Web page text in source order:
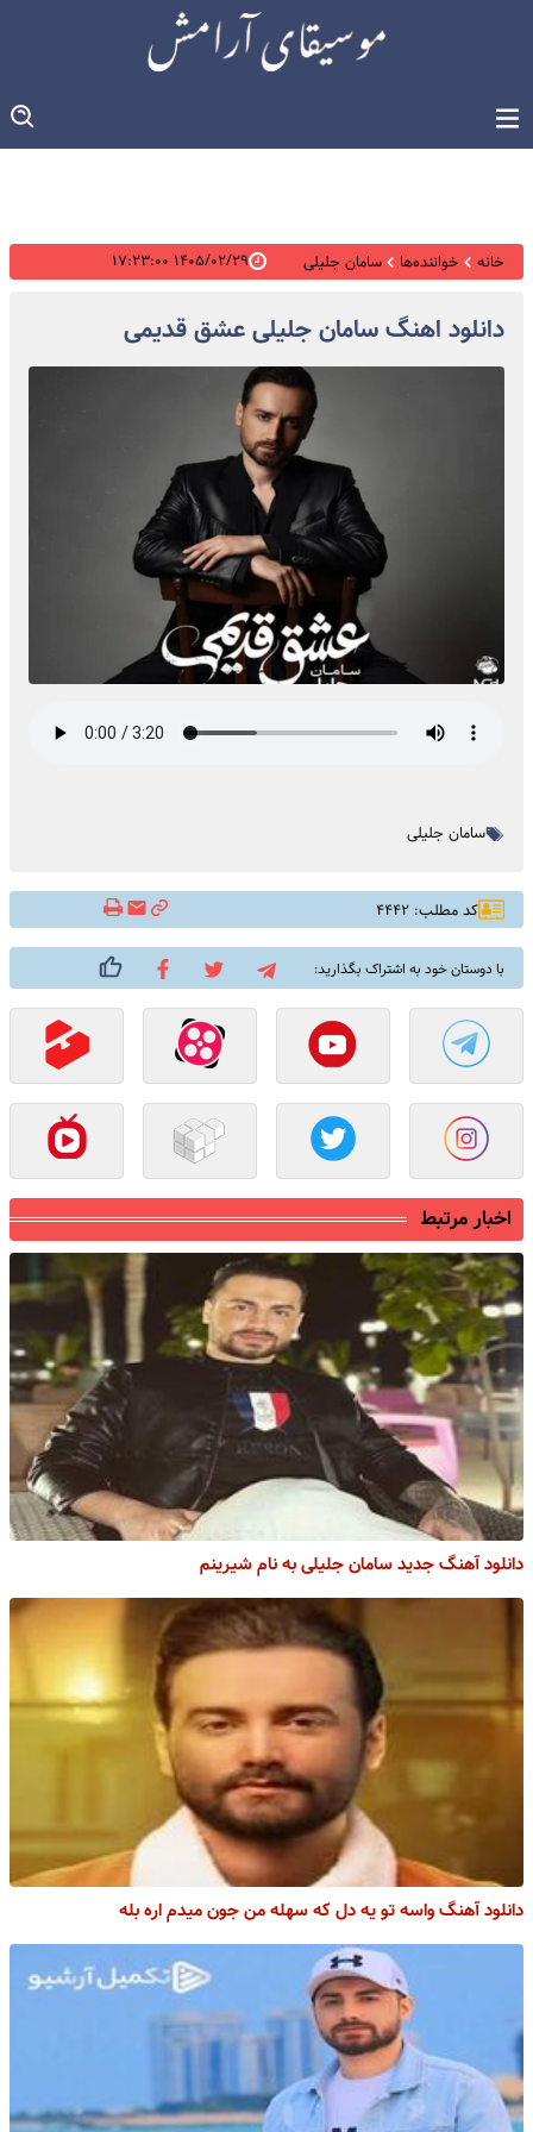
خانه خواننده‌ها سامان جلیلی ۱۴۰۵/۰۲/۲۹ ۱۷:۲۳:۰۰
دانلود اهنگ سامان جلیلی عشق قدیمی
سامان جلیلی
کد مطلب: ۴۴۴۲
با دوستان خود به اشتراک بگذارید:
اخبار مرتبط
دانلود آهنگ جدید سامان جلیلی به نام شیرینم
دانلود آهنگ واسه تو یه دل که سهله من جون میدم اره بله